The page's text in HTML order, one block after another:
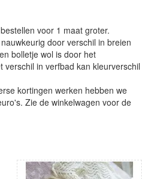
voor 1 maat groter.
door verschil in breien
bolletje wol is door het
in verfbad kan kleurverschil
kortingen werken hebben we
Zie de winkelwagen voor de